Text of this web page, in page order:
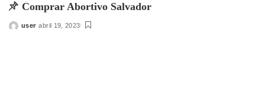
Comprar Abortivo Salvador
Posted
user abril 19, 2023